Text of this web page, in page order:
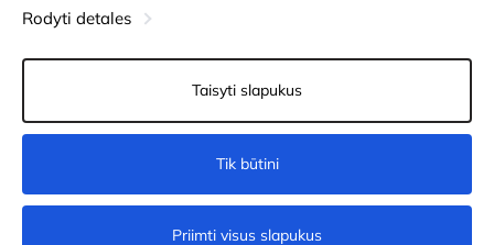
Užsakyti
Pristatymas ir mokėjimas
Lojalumo kortelės Prekių grąžinimas
Slapukų nustatymai
Rodyti detales
Taisyti slapukus
Tik būtini
Priimti visus slapukus